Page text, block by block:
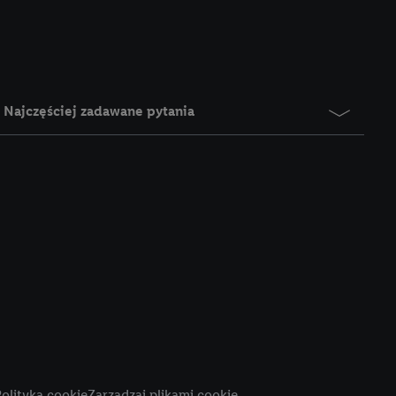
Najczęściej zadawane pytania
jednym z wyżej
możemy
rozpoznać
W tym celu
adres e-
adresu IP. Jeśli
użyciu adresu IP i
usług Lidl. W
Zgodę na
celów marketingu